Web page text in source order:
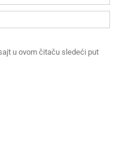
u ovom čitaču sledeći put